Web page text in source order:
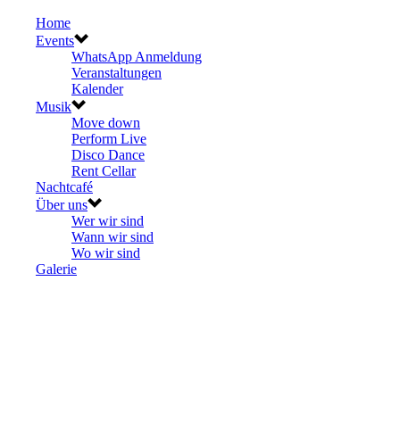
Home
Events
WhatsApp Anmeldung
Veranstaltungen
Kalender
Musik
Move down
Perform Live
Disco Dance
Rent Cellar
Nachtcafé
Über uns
Wer wir sind
Wann wir sind
Wo wir sind
Galerie